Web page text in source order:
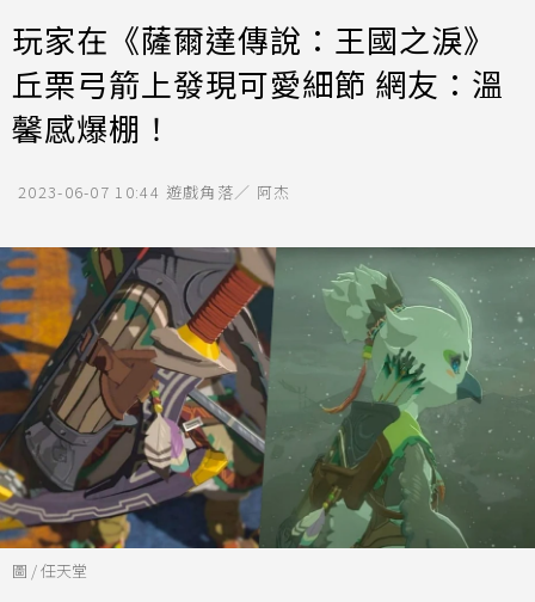
玩家在《薩爾達傳說：王國之淚》
丘栗弓箭上發現可愛細節 網友：溫
馨感爆棚！
2023-06-07 10:44 遊戲角落／ 阿杰
圖 / 任天堂